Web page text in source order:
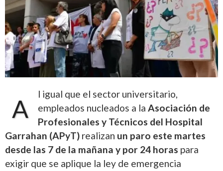
A
l igual que el sector universitario,
empleados nucleados a la Asociación de
Profesionales y Técnicos del Hospital
Garrahan (APyT) realizan un paro este martes
desde las 7 de la mañana y por 24 horas para
exigir que se aplique la ley de emergencia